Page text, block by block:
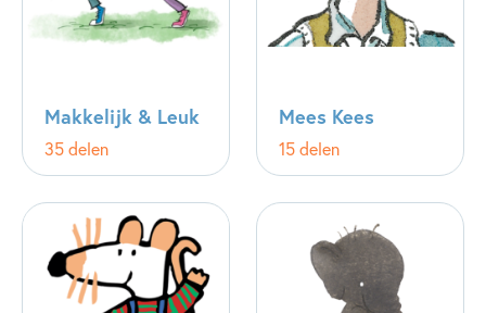
Makkelijk & Leuk
35 delen
Mees Kees
15 delen